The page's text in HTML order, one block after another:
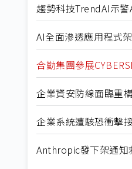
趨勢科技TrendAI示
AI全面滲透應用程式
合勤集團參展
企業資安防線面臨重
企業系統遭駭恐衝擊
Anthropic發下架通